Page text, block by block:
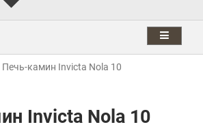
Печь-камин Invicta Nola 10
Invicta Nola 10